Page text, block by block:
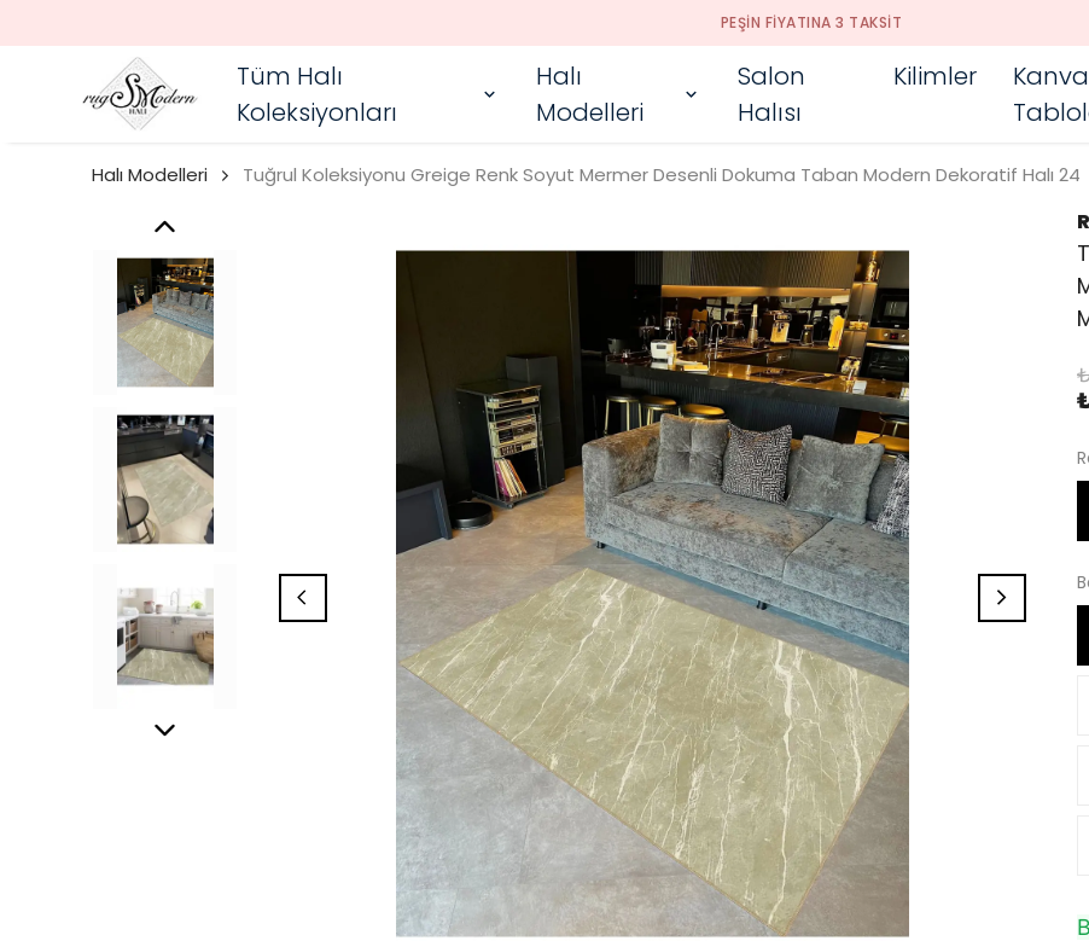
PEŞIN FIYATINA 3 TAKSIT
Tüm Halı
Koleksiyonları
Halı
Modelleri
Salon
Halısı
Kilimler
Halı Modelleri Tuğrul Koleksiyonu Greige Renk Soyut Mermer Desenli Dokuma Taban Modern Dekoratif Halı 24